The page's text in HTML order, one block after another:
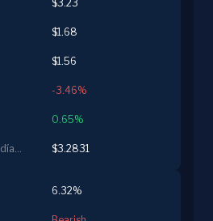
$3.23
$1.68
$1.56
-3.46%
0.65%
Precio previsto para el día siguiente $3.2831
6.32%